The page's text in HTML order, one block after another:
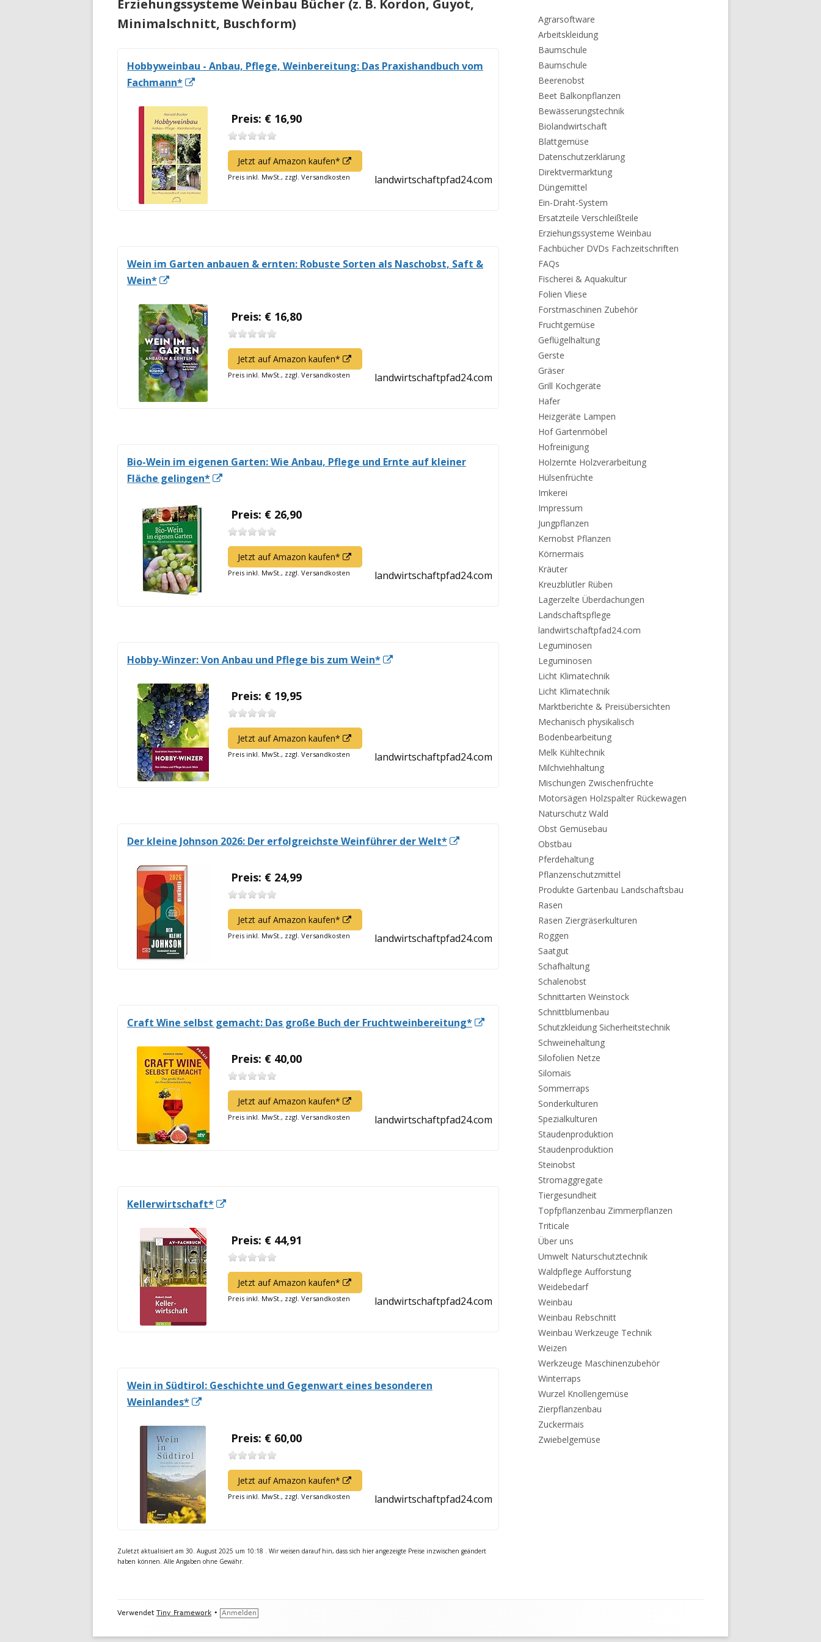
Erziehungssysteme Weinbau Bücher (z. B. Kordon, Guyot,
Minimalschnitt, Buschform)
Hobbyweinbau - Anbau, Pflege, Weinbereitung: Das Praxishandbuch vom
Fachmann*
Fenster
öffnen
Preis: € 16,90
Jetzt auf Amazon kaufen*
neuem
Preis inkl. MwSt., zzgl. Versandkosten landwirtschaftpfad24.com
Wein im Garten anbauen & ernten: Robuste Sorten als Naschobst, Saft &
Wein*
Fenster
öffnen
Preis: € 16,80
Jetzt auf Amazon kaufen*
neuem
Preis inkl. MwSt., zzgl. Versandkosten landwirtschaftpfad24.com
Bio-Wein im eigenen Garten: Wie Anbau, Pflege und Ernte auf kleiner
Fläche gelingen*
Fenster
öffnen
Preis: € 26,90
Jetzt auf Amazon kaufen*
neuem
Preis inkl. MwSt., zzgl. Versandkosten landwirtschaftpfad24.com
Hobby-Winzer: Von Anbau und Pflege bis zum Wein*
Preis: € 19,95
Jetzt auf Amazon kaufen*
neuem
Preis inkl. MwSt., zzgl. Versandkosten landwirtschaftpfad24.com
Der kleine Johnson 2026: Der erfolgreichste Weinführer der Welt*
Preis: € 24,99
Jetzt auf Amazon kaufen*
neuem
Preis inkl. MwSt., zzgl. Versandkosten landwirtschaftpfad24.com
Craft Wine selbst gemacht: Das große Buch der Fruchtweinbereitung*
Preis: € 40,00
Jetzt auf Amazon kaufen*
neuem
Preis inkl. MwSt., zzgl. Versandkosten landwirtschaftpfad24.com
Kellerwirtschaft*
Fenster
öffnen
Preis: € 44,91
Jetzt auf Amazon kaufen*
neuem
Preis inkl. MwSt., zzgl. Versandkosten landwirtschaftpfad24.com
Wein in Südtirol: Geschichte und Gegenwart eines besonderen
Weinlandes*
Fenster
öffnen
Preis: € 60,00
Jetzt auf Amazon kaufen*
neuem
Preis inkl. MwSt., zzgl. Versandkosten landwirtschaftpfad24.com
Zuletzt aktualisiert am 30. August 2025 um 10:18 . Wir weisen darauf hin, dass sich hier angezeigte Preise inzwischen geändert
haben können. Alle Angaben ohne Gewähr.
Agrarsoftware
Arbeitskleidung
Baumschule
Baumschule
Beerenobst
Beet Balkonpflanzen
Bewässerungstechnik
Biolandwirtschaft
Blattgemüse
Datenschutzerklärung
Direktvermarktung
Düngemittel
Ein-Draht-System
Ersatzteile Verschleißteile
Erziehungssysteme Weinbau
Fachbücher DVDs Fachzeitschriften
FAQs
Fischerei & Aquakultur
Folien Vliese
Forstmaschinen Zubehör
Fruchtgemüse
Geflügelhaltung
Gerste
Gräser
Grill Kochgeräte
Hafer
Heizgeräte Lampen
Hof Gartenmöbel
Hofreinigung
Holzernte Holzverarbeitung
Hülsenfrüchte
Imkerei
Impressum
Jungpflanzen
Kernobst Pflanzen
Körnermais
Kräuter
Kreuzblütler Rüben
Lagerzelte Überdachungen
Landschaftspflege
landwirtschaftpfad24.com
Leguminosen
Leguminosen
Licht Klimatechnik
Licht Klimatechnik
Marktberichte & Preisübersichten
Mechanisch physikalisch
Bodenbearbeitung
Melk Kühltechnik
Milchviehhaltung
Mischungen Zwischenfrüchte
Motorsägen Holzspalter Rückewagen
Naturschutz Wald
Obst Gemüsebau
Obstbau
Pferdehaltung
Pflanzenschutzmittel
Produkte Gartenbau Landschaftsbau
Rasen
Rasen Ziergräserkulturen
Roggen
Saatgut
Schafhaltung
Schalenobst
Schnittarten Weinstock
Schnittblumenbau
Schutzkleidung Sicherheitstechnik
Schweinehaltung
Silofolien Netze
Silomais
Sommerraps
Sonderkulturen
Spezialkulturen
Staudenproduktion
Staudenproduktion
Steinobst
Stromaggregate
Tiergesundheit
Topfpflanzenbau Zimmerpflanzen
Triticale
Über uns
Umwelt Naturschutztechnik
Waldpflege Aufforstung
Weidebedarf
Weinbau
Weinbau Rebschnitt
Weinbau Werkzeuge Technik
Weizen
Werkzeuge Maschinenzubehör
Winterraps
Wurzel Knollengemüse
Zierpflanzenbau
Zuckermais
Zwiebelgemüse
Footer
Verwendet Tiny Framework • Anmelden
Menü